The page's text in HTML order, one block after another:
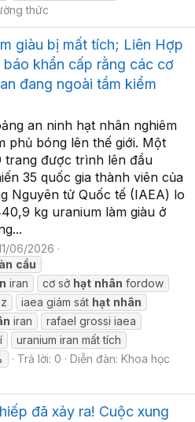
thức
giàu bị mất tích; Liên Hợp
khẩn cấp rằng các cơ
đang ngoài tầm kiểm
an ninh hạt nhân nghiêm
phủ bóng lên thế giới. Một
trang được trình lên đầu
35 quốc gia thành viên của
Nguyên tử Quốc tế (IAEA) lo
kg uranium làm giàu ở
06/2026
cầu
iran cơ sở hạt nhân fordow
iaea giám sát hạt nhân
iran
rafael grossi iaea
uranium iran mất tích
Trả lời: 0 Diễn đàn: Khoa học
đã xảy ra! Cuộc xung